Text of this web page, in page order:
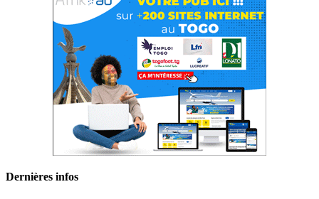
Dernières infos